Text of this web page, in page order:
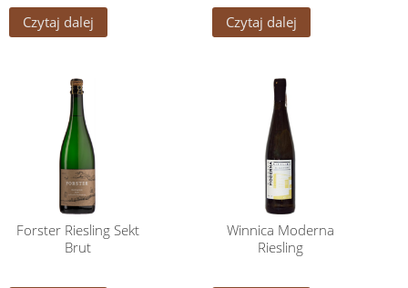
Czytaj dalej Czytaj dalej
Forster Riesling Sekt
Brut
Winnica Moderna
Riesling